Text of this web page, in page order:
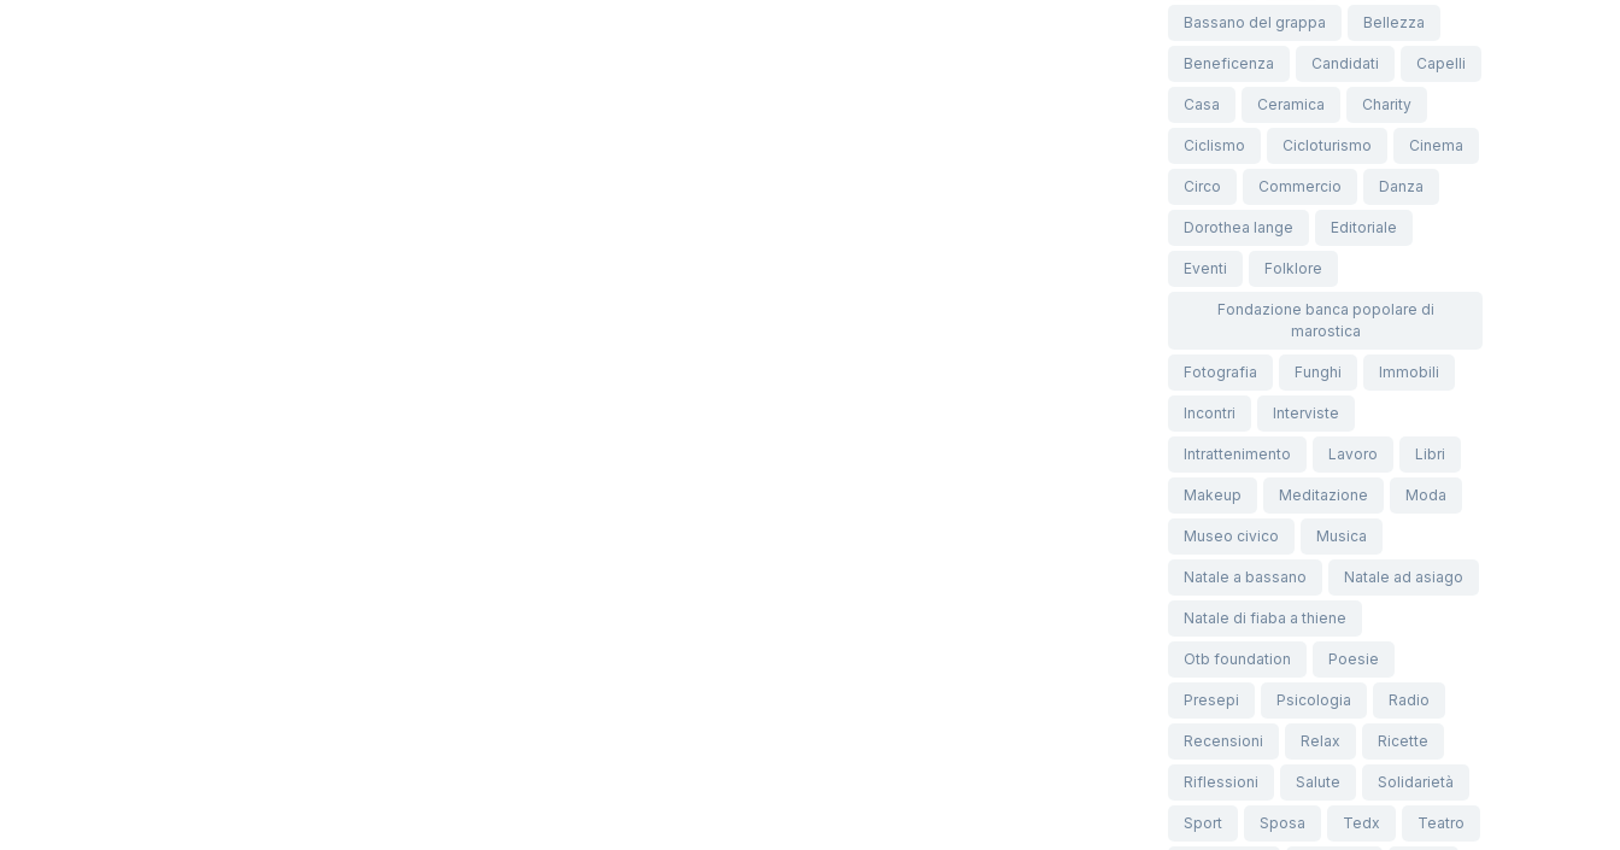
Bassano del grappa Bellezza
Beneficenza Candidati Capelli
Casa Ceramica Charity
Ciclismo Cicloturismo Cinema
Circo Commercio Danza
Dorothea lange Editoriale
Eventi Folklore
Fondazione banca popolare di
marostica
Fotografia Funghi Immobili
Incontri Interviste
Intrattenimento Lavoro Libri
Makeup Meditazione Moda
Museo civico Musica
Natale a bassano Natale ad asiago
Natale di fiaba a thiene
Otb foundation Poesie
Presepi Psicologia Radio
Recensioni Relax Ricette
Riflessioni Salute Solidarietà
Sport Sposa Tedx Teatro